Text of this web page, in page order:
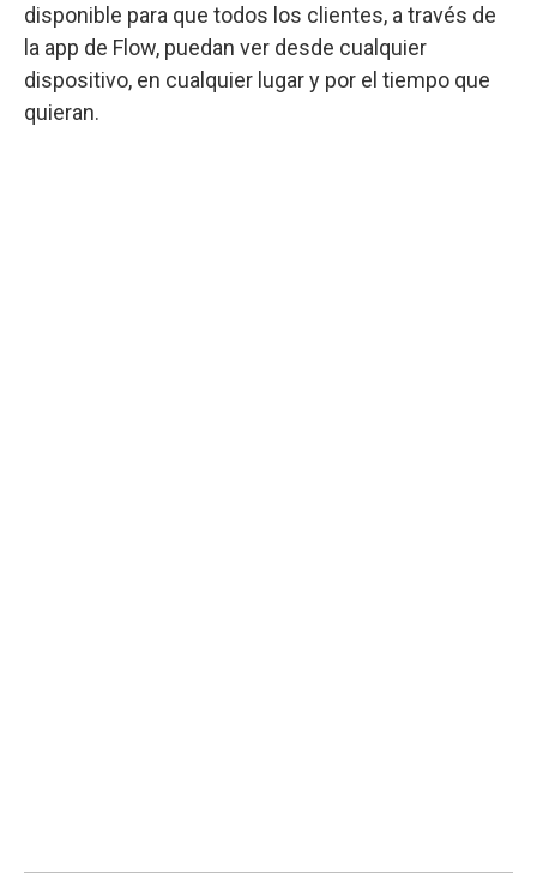
disponible para que todos los clientes, a través de
la app de Flow, puedan ver desde cualquier
dispositivo, en cualquier lugar y por el tiempo que
quieran.